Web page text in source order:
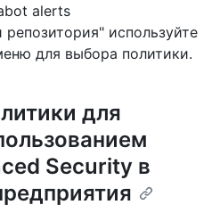
alerts
используйте
для выбора политики.
для
Security в